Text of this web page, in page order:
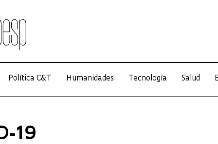
Política C&T Humanidades Tecnología Salud
19